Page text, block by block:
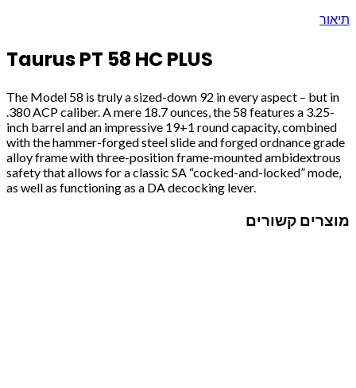
תיאור
Taurus PT 58 HC PLUS
The Model 58 is truly a sized-down 92 in every aspect – but in
.380 ACP caliber. A mere 18.7 ounces, the 58 features a 3.25-
inch barrel and an impressive 19+1 round capacity, combined
with the hammer-forged steel slide and forged ordnance grade
alloy frame with three-position frame-mounted ambidextrous
safety that allows for a classic SA “cocked-and-locked” mode,
as well as functioning as a DA decocking lever.
מוצרים קשורים